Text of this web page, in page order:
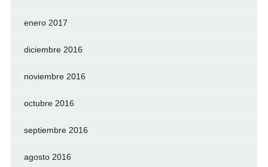
enero 2017
diciembre 2016
noviembre 2016
octubre 2016
septiembre 2016
agosto 2016